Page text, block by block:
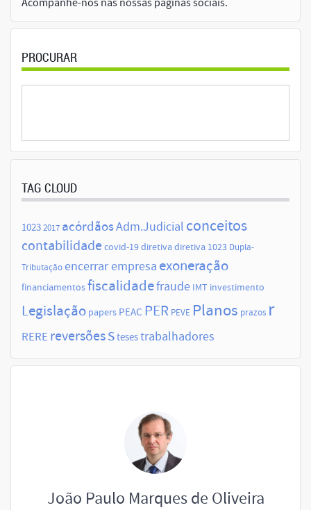
PROCURAR
TAG CLOUD
10232017 acórdãosAdm.Judicial conceitos
contabilidade covid-19diretiva diretiva 1023 Dupla-
Tributaçãoencerrar empresa exoneração
financiamentosfiscalidadefraude IMT investimento
Legislação papers PEAC PER PEVE Planos prazos r
RERE reversõesstesestrabalhadores
João Paulo Marques de Oliveira